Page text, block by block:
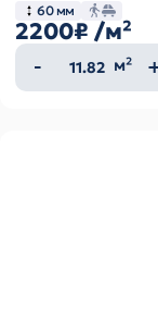
60 мм
2200₽ /м²
Количество
товара
м²